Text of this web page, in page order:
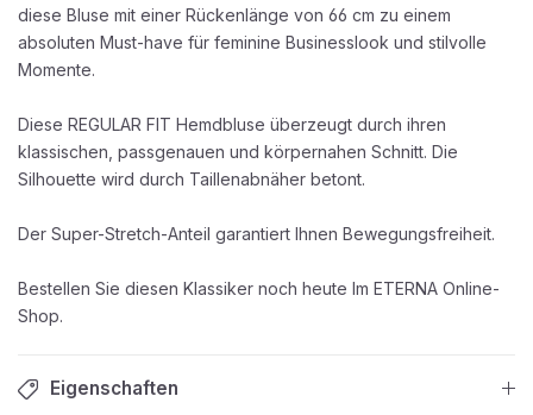
diese Bluse mit einer Rückenlänge von 66 cm zu einem
absoluten Must-have für feminine Businesslook und stilvolle
Momente.
Diese REGULAR FIT Hemdbluse überzeugt durch ihren
klassischen, passgenauen und körpernahen Schnitt. Die
Silhouette wird durch Taillenabnäher betont.
Der Super-Stretch-Anteil garantiert Ihnen Bewegungsfreiheit.
Bestellen Sie diesen Klassiker noch heute Im ETERNA Online-
Shop.
Eigenschaften